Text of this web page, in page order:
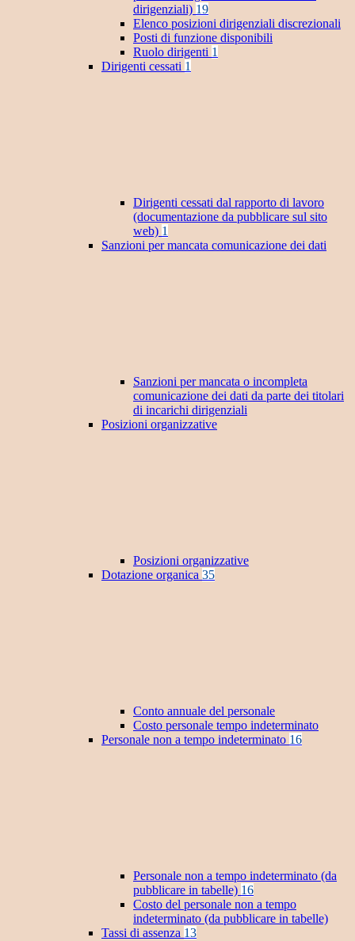
dirigenziali) 19
Elenco posizioni dirigenziali discrezionali
Posti di funzione disponibili
Ruolo dirigenti 1
Dirigenti cessati 1
Dirigenti cessati dal rapporto di lavoro
(documentazione da pubblicare sul sito
web) 1
Sanzioni per mancata comunicazione dei dati
Sanzioni per mancata o incompleta
comunicazione dei dati da parte dei titolari
di incarichi dirigenziali
Posizioni organizzative
Posizioni organizzative
Dotazione organica 35
Conto annuale del personale
Costo personale tempo indeterminato
Personale non a tempo indeterminato 16
Personale non a tempo indeterminato (da
pubblicare in tabelle) 16
Costo del personale non a tempo
indeterminato (da pubblicare in tabelle)
Tassi di assenza 13